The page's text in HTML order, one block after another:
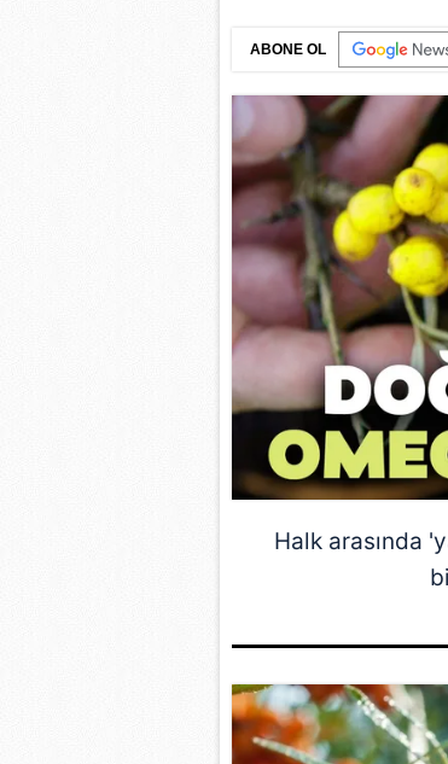
ABONE OL
Halk arasında